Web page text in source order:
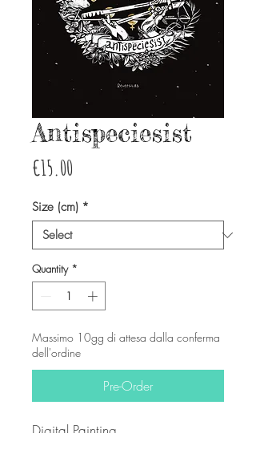
Antispeciesist
€15.00
Size (cm) *
Quantity *
Massimo 10gg di attesa dalla conferma
dell'ordine
Pre-Order
Digital Painting